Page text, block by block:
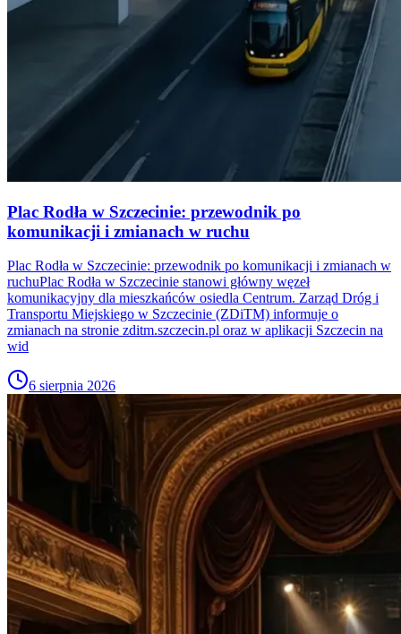
Plac Rodła w Szczecinie: przewodnik po
komunikacji i zmianach w ruchu
Plac Rodła w Szczecinie: przewodnik po komunikacji i zmianach w
ruchuPlac Rodła w Szczecinie stanowi główny węzeł
komunikacyjny dla mieszkańców osiedla Centrum. Zarząd Dróg i
Transportu Miejskiego w Szczecinie (ZDiTM) informuje o
zmianach na stronie zditm.szczecin.pl oraz w aplikacji Szczecin na
wid
6 sierpnia 2026